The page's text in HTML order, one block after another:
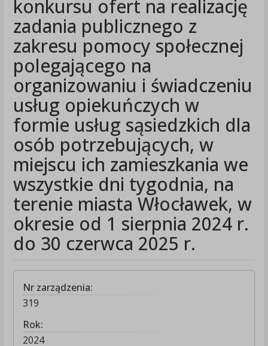
konkursu ofert na realizację
zadania publicznego z
zakresu pomocy społecznej
polegającego na
organizowaniu i świadczeniu
usług opiekuńczych w
formie usług sąsiedzkich dla
osób potrzebujących, w
miejscu ich zamieszkania we
wszystkie dni tygodnia, na
terenie miasta Włocławek, w
okresie od 1 sierpnia 2024 r.
do 30 czerwca 2025 r.
Nr zarządzenia:
319
Rok:
2024